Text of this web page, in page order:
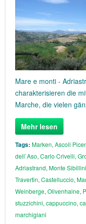
Mare e monti -
charakterisieren die
Marche, die vielen
Mehr lesen
Tags: Marken, Ascoli
dell`Aso, Carlo Crivelli,
Adriastrand, Monte Sibillini
Travertin, Castelluccio,
Weinberge, Olivenhaine,
stuzzichini, cappuccino,
marchigiani